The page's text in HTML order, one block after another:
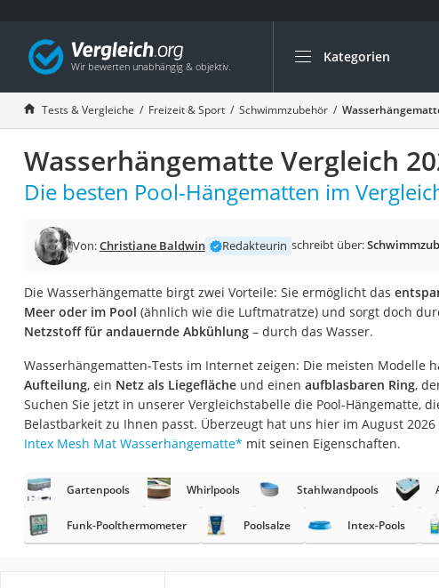
Kategorien
Die beliebtesten
Freizeit & Sport
Gartentrampolin
Trampolin
Metalldetektor
Eufab-Fahrradträger
Trampolin 366 cm
Aluminium-Koffer
Futterboot
E-Bike-Dreirad
Trekkingschuhe Herren
Reisetasche mit Rollen
Koffer
Nachtsichtgerät
Tests & Vergleiche Freizeit & Sport Schwimmzubehör
Wasserhängematte Vergleich
Die besten Pool-Hängematten im
Von:Christiane Baldwin Redakteurin schreibt über:
Die Wasserhängematte birgt zwei Vorteile: Sie ermöglicht das
Meer oder im Pool (ähnlich wie die Luftmatratze) und sorgt doch
Netzstoff für andauernde Abkühlung– durch das Wasser.
Wasserhängematten-Tests im Internet zeigen: Die meisten Modelle
Aufteilung, ein Netz als Liegeflächeund einen aufblasbaren Ring,
Suchen Sie jetzt in unserer Vergleichstabelle die Pool-Hängematte,
Belastbarkeit zu Ihnen passt. Überzeugt hat uns hier im August
Intex Mesh Mat Wasserhängematte* mit seinen Eigenschaften.
Gartenpools Whirlpools Stahlwandpools
Funk-Poolthermometer Poolsalze Intex-Pools